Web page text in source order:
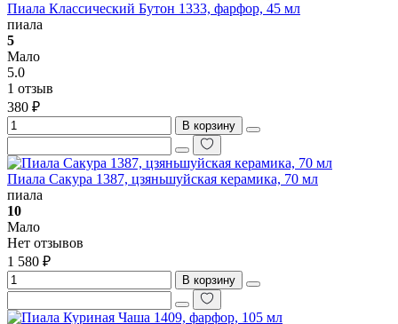
Пиала Классический Бутон 1333, фарфор, 45 мл
пиала
5
Мало
5.0
1 отзыв
380 ₽
В корзину
Пиала Сакура 1387, цзяньшуйская керамика, 70 мл
пиала
10
Мало
Нет отзывов
1 580 ₽
В корзину